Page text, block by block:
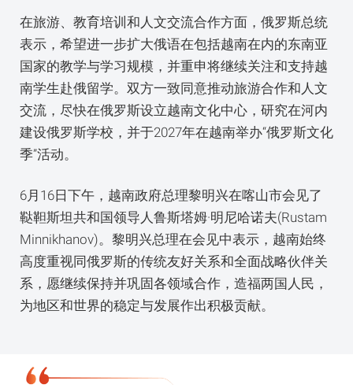
在旅游、教育培训和人文交流合作方面，俄罗斯总统
表示，希望进一步扩大俄语在包括越南在内的东南亚
国家的教学与学习规模，并重申将继续关注和支持越
南学生赴俄留学。双方一致同意推动旅游合作和人文
交流，尽快在俄罗斯设立越南文化中心，研究在河内
建设俄罗斯学校，并于2027年在越南举办“俄罗斯文化
季”活动。
6月16日下午，越南政府总理黎明兴在喀山市会见了
鞑靼斯坦共和国领导人鲁斯塔姆·明尼哈诺夫(Rustam
Minnikhanov)。黎明兴总理在会见中表示，越南始终
高度重视同俄罗斯的传统友好关系和全面战略伙伴关
系，愿继续保持并巩固各领域合作，造福两国人民，
为地区和世界的稳定与发展作出积极贡献。